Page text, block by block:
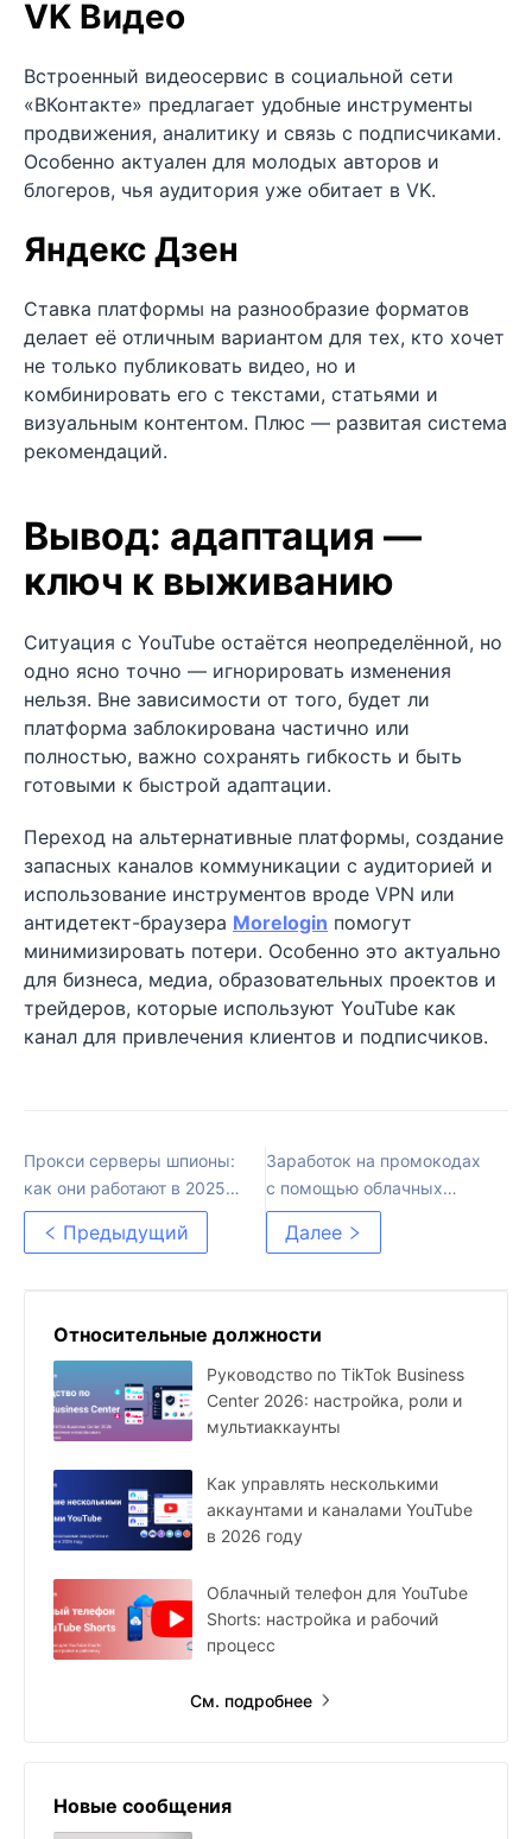
VK Видео
Встроенный видеосервис в социальной сети
«ВКонтакте» предлагает удобные инструменты
продвижения, аналитику и связь с подписчиками.
Особенно актуален для молодых авторов и
блогеров, чья аудитория уже обитает в VK.
Яндекс Дзен
Ставка платформы на разнообразие форматов
делает её отличным вариантом для тех, кто хочет
не только публиковать видео, но и
комбинировать его с текстами, статьями и
визуальным контентом. Плюс — развитая система
рекомендаций.
Вывод: адаптация —
ключ к выживанию
Ситуация с YouTube остаётся неопределённой, но
одно ясно точно — игнорировать изменения
нельзя. Вне зависимости от того, будет ли
платформа заблокирована частично или
полностью, важно сохранять гибкость и быть
готовыми к быстрой адаптации.
Переход на альтернативные платформы, создание
запасных каналов коммуникации с аудиторией и
использование инструментов вроде VPN или
антидетект-браузера Morelogin помогут
минимизировать потери. Особенно это актуально
для бизнеса, медиа, образовательных проектов и
трейдеров, которые используют YouTube как
канал для привлечения клиентов и подписчиков.
Прокси серверы шпионы:
как они работают в 2025
году?
Предыдущий
Заработок на промокодах
с помощью облачных
телефонов от Morelogin
Далее
Относительные должности
Руководство по TikTok Business
Center 2026: настройка, роли и
мультиаккаунты
Как управлять несколькими
аккаунтами и каналами YouTube
в 2026 году
Облачный телефон для YouTube
Shorts: настройка и рабочий
процесс
См. подробнее
Новые сообщения